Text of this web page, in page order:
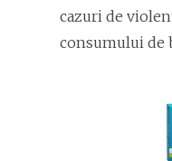
cazuri de
consumului de